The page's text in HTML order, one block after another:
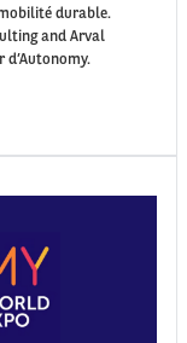
durable.
and Arval